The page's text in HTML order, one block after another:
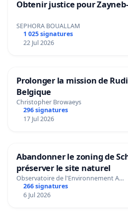
Obtenir justice pour
SEPHORA BOUALLAM
1 025 signatures
22 Jul 2026
Prolonger la mission de
Belgique
Christopher Browaeys
296 signatures
17 Jul 2026
Abandonner le zoning de
préserver le site naturel
Observatoire de l'Environnement A…
266 signatures
6 Jul 2026